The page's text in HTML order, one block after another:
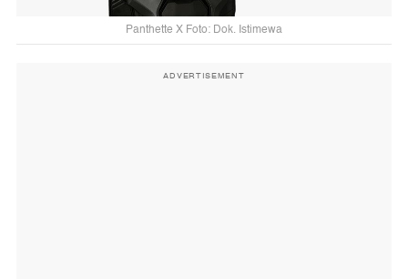
Panthette X Foto: Dok. Istimewa
ADVERTISEMENT